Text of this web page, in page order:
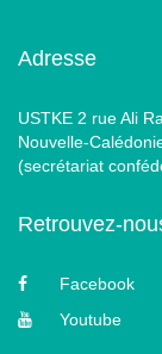
Adresse
USTKE 2 rue Ali
Nouvelle-
(secrétariat
Retrouvez-
Facebook
Youtube